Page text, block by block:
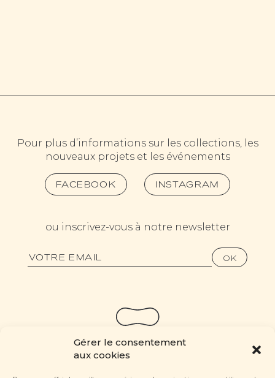
Gérer le consentement
aux cookies
Pour plus d’informations sur les collections, les
nouveaux projets et les événements
FACEBOOK INSTAGRAM
ou inscrivez-vous à notre newsletter